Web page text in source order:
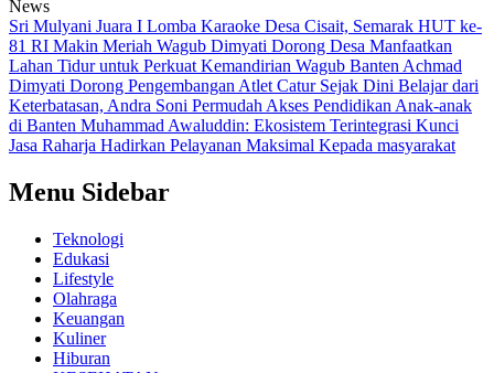
News
Sri Mulyani Juara I Lomba Karaoke Desa Cisait, Semarak HUT ke-
81 RI Makin Meriah Wagub Dimyati Dorong Desa Manfaatkan
Lahan Tidur untuk Perkuat Kemandirian Wagub Banten Achmad
Dimyati Dorong Pengembangan Atlet Catur Sejak Dini Belajar dari
Keterbatasan, Andra Soni Permudah Akses Pendidikan Anak-anak
di Banten Muhammad Awaluddin: Ekosistem Terintegrasi Kunci
Jasa Raharja Hadirkan Pelayanan Maksimal Kepada masyarakat
Menu Sidebar
Teknologi
Edukasi
Lifestyle
Olahraga
Keuangan
Kuliner
Hiburan